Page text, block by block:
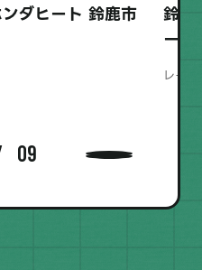
ンダヒート 鈴鹿市
鈴
ー
レー
09